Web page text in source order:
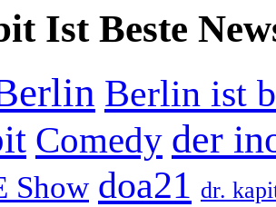
Ist Beste
Berlin ist
Comedy der
Show doa21 dr.